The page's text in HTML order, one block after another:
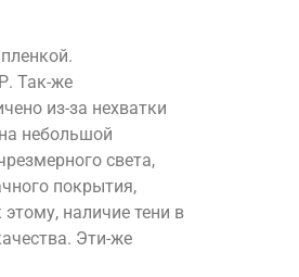
Так-же
из-за нехватки
небольшой
света,
покрытия,
наличие тени в
Эти-же